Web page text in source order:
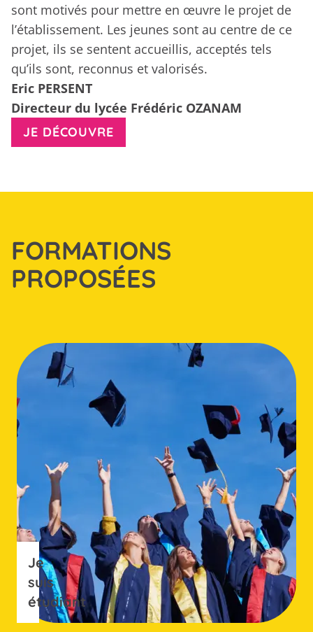
sont motivés pour mettre en œuvre le projet de
l’établissement. Les jeunes sont au centre de ce
projet, ils se sentent accueillis, acceptés tels
qu’ils sont, reconnus et valorisés.
Eric PERSENT
Directeur du lycée Frédéric OZANAM
JE DÉCOUVRE
FORMATIONS
PROPOSÉES
Je
suis
étudiant